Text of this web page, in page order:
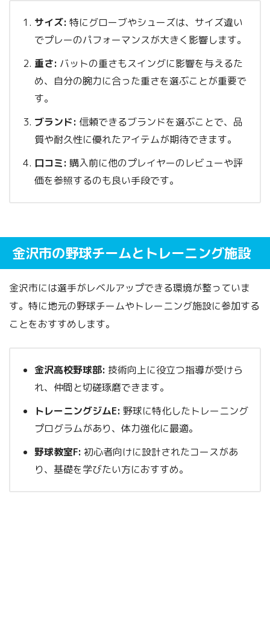
サイズ: 特にグローブやシューズは、サイズ違い
でプレーのパフォーマンスが大きく影響します。
重さ: バットの重さもスイングに影響を与えるた
め、自分の腕力に合った重さを選ぶことが重要で
す。
ブランド: 信頼できるブランドを選ぶことで、品
質や耐久性に優れたアイテムが期待できます。
口コミ: 購入前に他のプレイヤーのレビューや評
価を参照するのも良い手段です。
金沢市の野球チームとトレーニング施設
金沢市には選手がレベルアップできる環境が整っていま
す。特に地元の野球チームやトレーニング施設に参加する
ことをおすすめします。
金沢高校野球部: 技術向上に役立つ指導が受けら
れ、仲間と切磋琢磨できます。
トレーニングジムE: 野球に特化したトレーニング
プログラムがあり、体力強化に最適。
野球教室F: 初心者向けに設計されたコースがあ
り、基礎を学びたい方におすすめ。